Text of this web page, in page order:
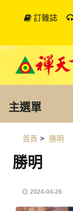
訂雜誌
主選單
首頁 > 勝明
勝明
2024-04-26